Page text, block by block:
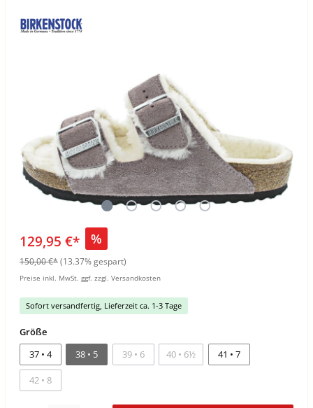
129,95 €* %
150,00 €*(13.37% gespart)
Preise inkl. MwSt. ggf. zzgl. Versandkosten
Sofort versandfertig, Lieferzeit ca. 1-3 Tage
Größe
37 • 4
38 • 5 39 • 6 40 • 6½ 41 • 7
42 • 8